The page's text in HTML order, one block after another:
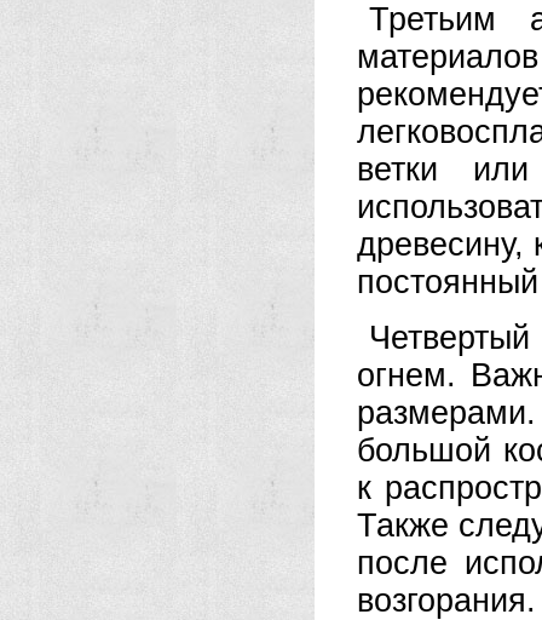
Третьим
ветки
древесину,
огнем.
большой
к
Также
после
возгорания.